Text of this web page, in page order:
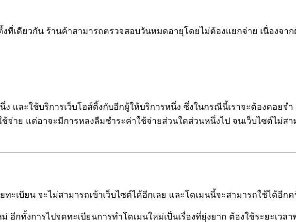
งที่เดียวกัน ร้านค้าสามารถตรวจสอบวันหมดอายุโดยไม่ต้องแยกจ่าย เนื่องจาก
และใช้บริการเว็บโฮส์ติ้งกับอีกผู้ให้บริการหนึ่ง ซึ่งในกรณีนี้เราจะต้องคอยจ
จ่าย แต่อาจะมีการหลงลืมชำระค่าใช้จ่ายส่วนใดส่วนหนึ่งไป จนเว็บไซต์ไม่สา
บียน จะไม่สามารถเข้าเว็บไซต์ได้อีกเลย และโดเมนนี้จะสามารถใช้ได้อีกค
กทั้งการไปจดทะเบียนการทำโดเมนใหม่เป็นเรื่องที่ยุ่งยาก ต้องใช้ระยะเวล